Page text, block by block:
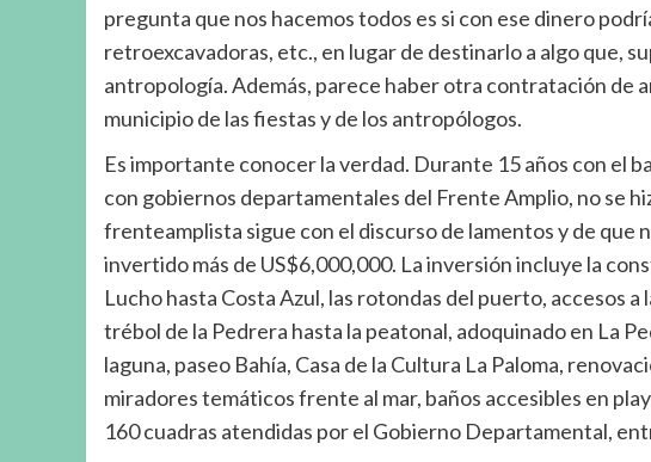
pregunta que nos hacemos todos es si con ese dinero
retroexcavadoras, etc., en lugar de destinarlo a algo que,
antropología. Además, parece haber otra contratación de
municipio de las fiestas y de los antropólogos.
Es importante conocer la verdad. Durante 15 años con el
con gobiernos departamentales del Frente Amplio, no se
frenteamplista sigue con el discurso de lamentos y de que
invertido más de US$6,000,000. La inversión incluye la
Lucho hasta Costa Azul, las rotondas del puerto, accesos a
trébol de la Pedrera hasta la peatonal, adoquinado en La
laguna, paseo Bahía, Casa de la Cultura La Paloma,
miradores temáticos frente al mar, baños accesibles en
160 cuadras atendidas por el Gobierno Departamental,